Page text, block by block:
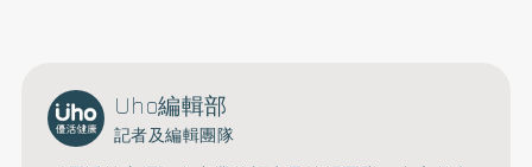
Uho編輯部
記者及編輯團隊